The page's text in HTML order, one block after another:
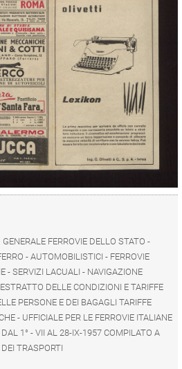
GENERALE FERROVIE DELLO STATO -
- AUTOMOBILISTICI - FERROVIE
- SERVIZI LACUALI - NAVIGAZIONE
DELLE CONDIZIONI E TARIFFE
PERSONE E DEI BAGAGLI TARIFFE
- UFFICIALE PER LE FERROVIE ITALIANE
1° - VII AL 28-IX-1957 COMPILATO A
TRASPORTI